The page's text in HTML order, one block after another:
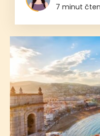
7 minut